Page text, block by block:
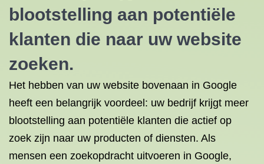
blootstelling aan potentiële
klanten die naar uw website
zoeken.
Het hebben van uw website bovenaan in Google
heeft een belangrijk voordeel: uw bedrijf krijgt meer
blootstelling aan potentiële klanten die actief op
zoek zijn naar uw producten of diensten. Als
mensen een zoekopdracht uitvoeren in Google,